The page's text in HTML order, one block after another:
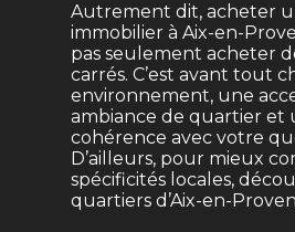
Autrement dit, acheter
immobilier à Aix-en-
pas seulement acheter
carrés. C’est avant tout
environnement, une
ambiance de quartier et
cohérence avec votre
D’ailleurs, pour mieux
spécificités locales,
quartiers d’Aix-en-